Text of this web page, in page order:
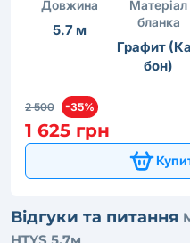
Довжина
5.7 м
Матеріал
бланка
Графит
бон)
2 500 -35%
1 625 грн
Відгуки та питання
HTYS 5.7м